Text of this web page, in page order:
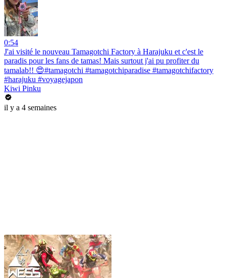
0:54
J'ai visité le nouveau Tamagotchi Factory à Harajuku et c'est le
paradis pour les fans de tamas! Mais surtout j'ai pu profiter du
tamalab!! 😍#tamagotchi #tamagotchiparadise #tamagotchifactory
#harajuku #voyagejapon
Kiwi Pinku
il y a 4 semaines